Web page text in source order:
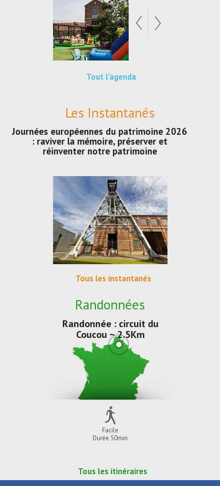
Tout l'agenda
Les Instantanés
Journées européennes du patrimoine 2026
: raviver la mémoire, préserver et
réinventer notre patrimoine
Tous les instantanés
Randonnées
Randonnée : circuit du
Coucou ~ 2.5Km
Facile
Durée 50min
Tous les itinéraires